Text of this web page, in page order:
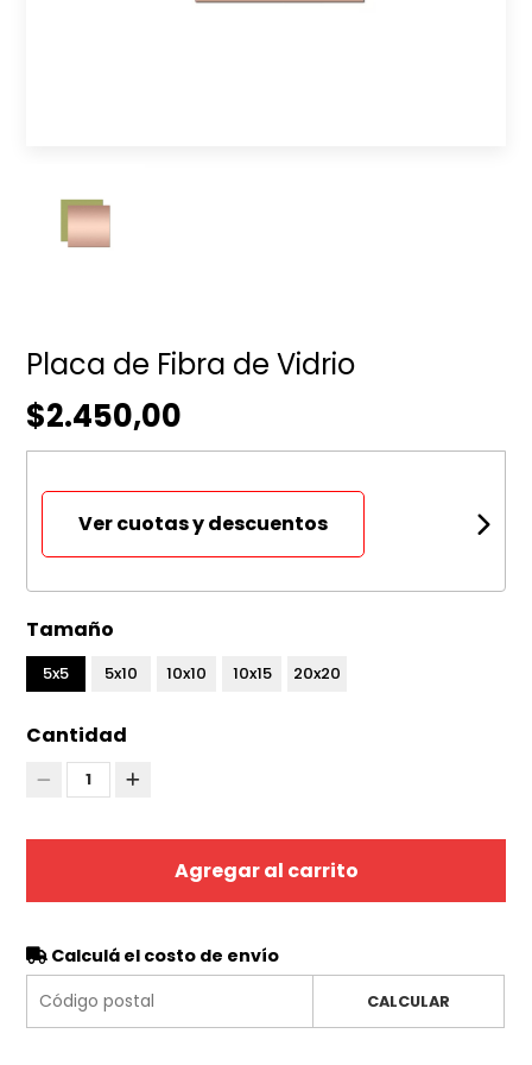
Placa de Fibra de Vidrio
$2.450,00
Ver cuotas y descuentos
Tamaño
5x5 5x10 10x10 10x15 20x20
Cantidad
1
Agregar al carrito
Calculá el costo de envío
CALCULAR